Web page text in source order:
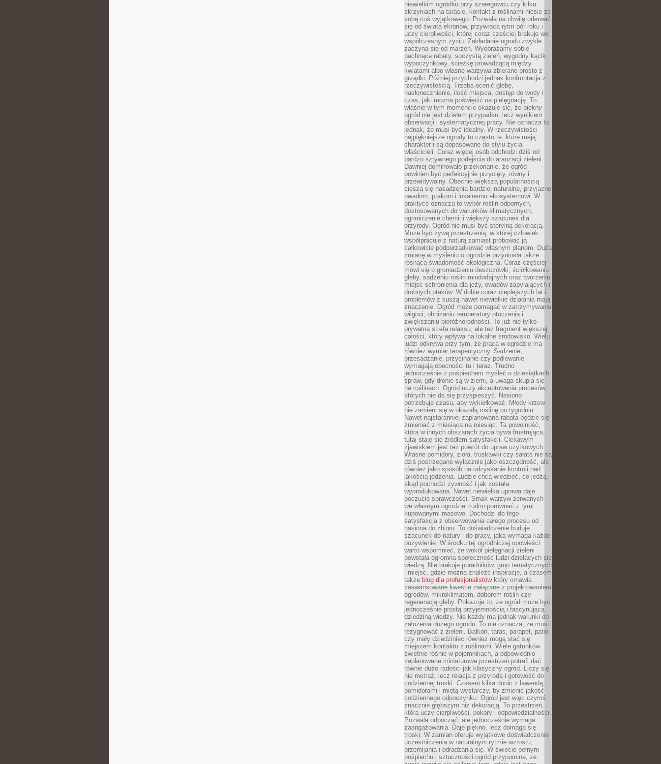
niewielkim ogródku przy szeregowcu czy kilku
skrzyniach na tarasie, kontakt z roślinami niesie ze
sobą coś wyjątkowego. Pozwala na chwilę oderwać
się od świata ekranów, przywraca rytm pór roku i
uczy cierpliwości, której coraz częściej brakuje we
współczesnym życiu. Zakładanie ogrodu zwykle
zaczyna się od marzeń. Wyobrażamy sobie
pachnące rabaty, soczystą zieleń, wygodny kącik
wypoczynkowy, ścieżkę prowadzącą między
kwiatami albo własne warzywa zbierane prosto z
grządki. Później przychodzi jednak konfrontacja z
rzeczywistością. Trzeba ocenić glebę,
nasłonecznienie, ilość miejsca, dostęp do wody i
czas, jaki można poświęcić na pielęgnację. To
właśnie w tym momencie okazuje się, że piękny
ogród nie jest dziełem przypadku, lecz wynikiem
obserwacji i systematycznej pracy. Nie oznacza to
jednak, że musi być idealny. W rzeczywistości
najpiękniejsze ogrody to często te, które mają
charakter i są dopasowane do stylu życia
właścicieli. Coraz więcej osób odchodzi dziś od
bardzo sztywnego podejścia do aranżacji zieleni.
Dawniej dominowało przekonanie, że ogród
powinien być perfekcyjnie przycięty, równy i
przewidywalny. Obecnie większą popularnością
cieszą się nasadzenia bardziej naturalne, przyjazne
owadom, ptakom i lokalnemu ekosystemowi. W
praktyce oznacza to wybór roślin odpornych,
dostosowanych do warunków klimatycznych,
ograniczenie chemii i większy szacunek dla
przyrody. Ogród nie musi być sterylną dekoracją.
Może być żywą przestrzenią, w której człowiek
współpracuje z naturą zamiast próbować ją
całkowicie podporządkować własnym planom. Dużą
zmianę w myśleniu o ogrodzie przyniosła także
rosnąca świadomość ekologiczna. Coraz częściej
mówi się o gromadzeniu deszczówki, ściółkowaniu
gleby, sadzeniu roślin miododajnych oraz tworzeniu
miejsc schronienia dla jeży, owadów zapylających i
drobnych ptaków. W dobie coraz cieplejszych lat i
problemów z suszą nawet niewielkie działania mają
znaczenie. Ogród może pomagać w zatrzymywaniu
wilgoci, obniżaniu temperatury otoczenia i
zwiększaniu bioróżnorodności. To już nie tylko
prywatna strefa relaksu, ale też fragment większej
całości, który wpływa na lokalne środowisko. Wielu
ludzi odkrywa przy tym, że praca w ogrodzie ma
również wymiar terapeutyczny. Sadzenie,
przesadzanie, przycinanie czy podlewanie
wymagają obecności tu i teraz. Trudno
jednocześnie z pośpiechem myśleć o dziesiątkach
spraw, gdy dłonie są w ziemi, a uwaga skupia się
na roślinach. Ogród uczy akceptowania procesów,
których nie da się przyspieszyć. Nasiono
potrzebuje czasu, aby wykiełkować. Młody krzew
nie zamieni się w okazałą roślinę po tygodniu.
Nawet najstaranniej zaplanowana rabata będzie się
zmieniać z miesiąca na miesiąc. Ta powolność,
która w innych obszarach życia bywa frustrująca,
tutaj staje się źródłem satysfakcji. Ciekawym
zjawiskiem jest też powrót do upraw użytkowych.
Własne pomidory, zioła, truskawki czy sałata nie są
dziś postrzegane wyłącznie jako oszczędność, ale
również jako sposób na odzyskanie kontroli nad
jakością jedzenia. Ludzie chcą wiedzieć, co jedzą,
skąd pochodzi żywność i jak została
wyprodukowana. Nawet niewielka uprawa daje
poczucie sprawczości. Smak warzyw zerwanych
we własnym ogrodzie trudno porównać z tymi
kupowanymi masowo. Dochodzi do tego
satysfakcja z obserwowania całego procesu od
nasiona do zbioru. To doświadczenie buduje
szacunek do natury i do pracy, jaką wymaga każde
pożywienie. W środku tej ogrodniczej opowieści
warto wspomnieć, że wokół pielęgnacji zieleni
powstała ogromna społeczność ludzi dzielących się
wiedzą. Nie brakuje poradników, grup tematycznych
i miejsc, gdzie można znaleźć inspiracje, a czasem
także blog dla profesjonalistówktóry omawia
zaawansowane kwestie związane z projektowaniem
ogrodów, mikroklimatem, doborem roślin czy
regeneracją gleby. Pokazuje to, że ogród może być
jednocześnie prostą przyjemnością i fascynującą
dziedziną wiedzy. Nie każdy ma jednak warunki do
założenia dużego ogrodu. To nie oznacza, że musi
rezygnować z zieleni. Balkon, taras, parapet, patio
czy mały dziedziniec również mogą stać się
miejscem kontaktu z roślinami. Wiele gatunków
świetnie rośnie w pojemnikach, a odpowiednio
zaplanowana miniaturowa przestrzeń potrafi dać
równie dużo radości jak klasyczny ogród. Liczy się
nie metraż, lecz relacja z przyrodą i gotowość do
codziennej troski. Czasem kilka donic z lawendą,
pomidorami i miętą wystarczy, by zmienić jakość
codziennego odpoczynku. Ogród jest więc czymś
znacznie głębszym niż dekoracją. To przestrzeń,
która uczy cierpliwości, pokory i odpowiedzialności.
Pozwala odpocząć, ale jednocześnie wymaga
zaangażowania. Daje piękno, lecz domaga się
troski. W zamian oferuje wyjątkowe doświadczenie
uczestniczenia w naturalnym rytmie wzrostu,
przemijania i odradzania się. W świecie pełnym
pośpiechu i sztuczności ogród przypomina, że